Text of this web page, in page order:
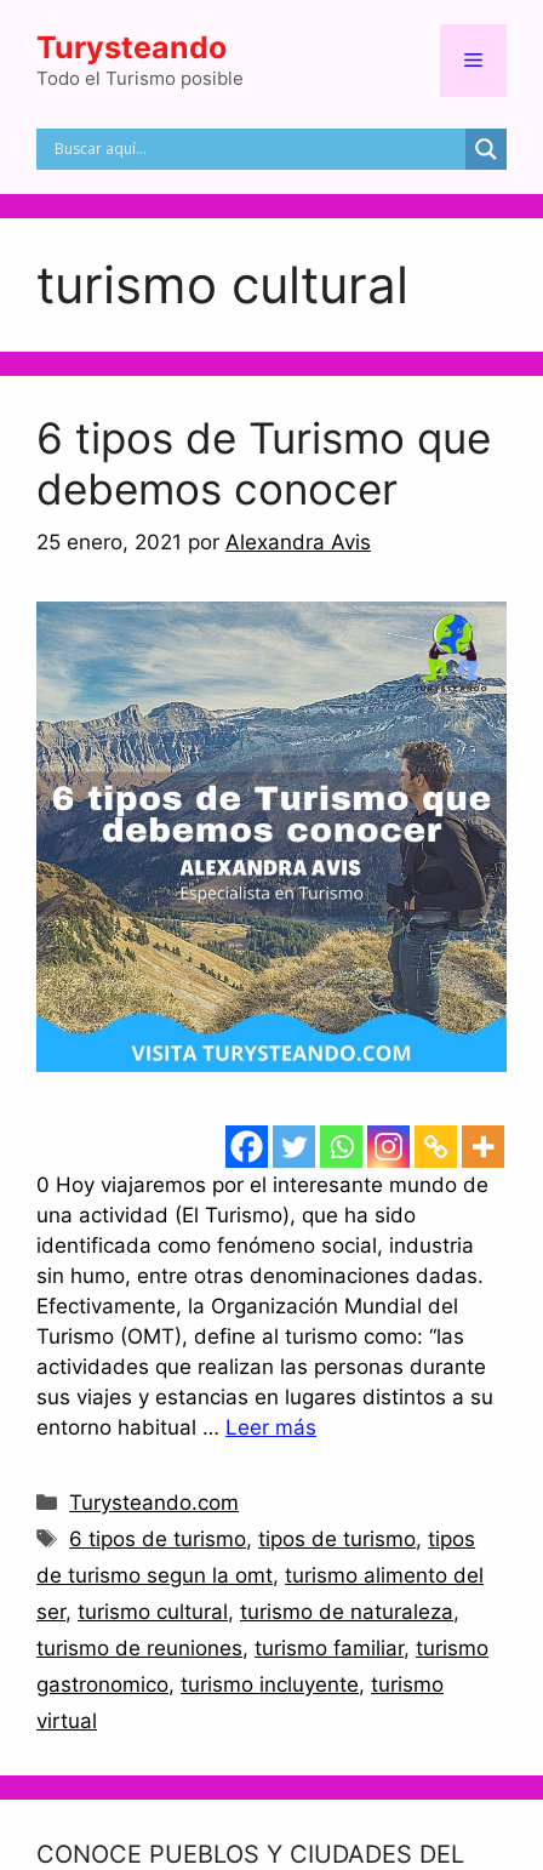
contenido
Turysteando
Todo el Turismo posible
Menú
turismo cultural
6 tipos de Turismo que
debemos conocer
25 enero, 2021 por Alexandra Avis
0 Hoy viajaremos por el interesante mundo de
una actividad (El Turismo), que ha sido
identificada como fenómeno social, industria
sin humo, entre otras denominaciones dadas.
Efectivamente, la Organización Mundial del
Turismo (OMT), define al turismo como: “las
actividades que realizan las personas durante
sus viajes y estancias en lugares distintos a su
entorno habitual … Leer más
Categorías
Turysteando.com
Etiquetas
6 tipos de turismo,tipos de turismo,tipos
de turismo segun la omt, turismo alimento del
ser, turismo cultural, turismo de naturaleza,
turismo de reuniones, turismo familiar, turismo
gastronomico, turismo incluyente, turismo
virtual
CONOCE PUEBLOS Y CIUDADES DEL